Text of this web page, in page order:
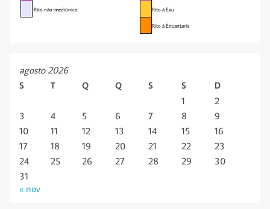
Rito não-mediúnico Rito à Exu
Rito à Encantaria
agosto 2026
S T Q Q S S D
1
2
3
4 5 6 7 8
9
10
11 12 13 14 15
16
17
18 19 20 21 22
23
24
25 26 27 28 29
30
31
« nov